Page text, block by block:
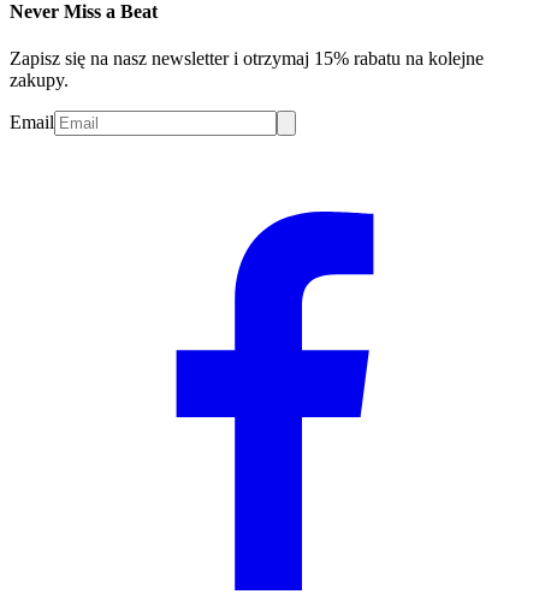
Never Miss a Beat
Zapisz się na nasz newsletter i otrzymaj 15% rabatu na kolejne
zakupy.
Email